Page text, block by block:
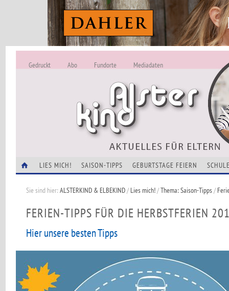
ALSTERKIND -
Alles Neu
Gedruckt Abo Fundorte Mediadaten
LIES MICH! SAISON-TIPPS GEBURTSTAGE FEIERN
Sie sind hier:ALSTERKIND & ELBEKIND/Lies mich!/Thema: Saison-Tipps/
FERIEN-TIPPS FÜR DIE HERBSTFERIEN
Hier unsere besten Tipps